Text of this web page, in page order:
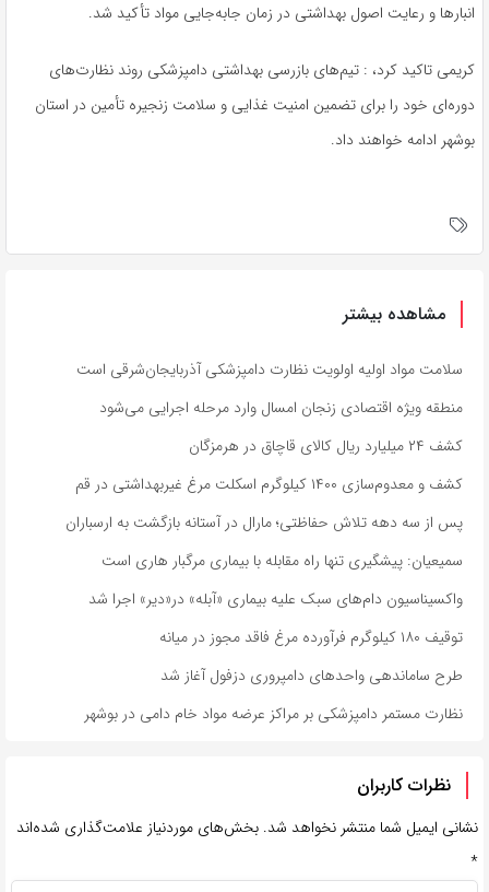
انبارها و رعایت اصول بهداشتی در زمان جابه‌جایی مواد تأکید شد.
کریمی تاکید کرد، : تیم‌های بازرسی بهداشتی دامپزشکی روند نظارت‌های
دوره‌ای خود را برای تضمین امنیت غذایی و سلامت زنجیره تأمین در استان
بوشهر ادامه خواهند داد.
مشاهده بیشتر
سلامت مواد اولیه اولویت نظارت دامپزشکی آذربایجان‌شرقی است
منطقه ویژه اقتصادی زنجان امسال وارد مرحله اجرایی می‌شود
کشف ۲۴ میلیارد ریال کالای قاچاق در هرمزگان
کشف و معدوم‌سازی ۱۴۰۰ کیلوگرم اسکلت مرغ غیربهداشتی در قم
پس از سه دهه تلاش حفاظتی؛ مارال در آستانه بازگشت به ارسباران
سمیعیان: پیشگیری تنها راه مقابله با بیماری مرگبار هاری است
واکسیناسیون دام‌های سبک علیه بیماری «آبله» در«دیر» اجرا شد
توقیف ۱۸۰ کیلوگرم فرآورده مرغ فاقد مجوز در میانه
طرح ساماندهی واحدهای دامپروری دزفول آغاز شد
نظارت مستمر دامپزشکی بر مراکز عرضه مواد خام دامی در بوشهر
نظرات کاربران
نشانی ایمیل شما منتشر نخواهد شد. بخش‌های موردنیاز علامت‌گذاری شده‌اند
*